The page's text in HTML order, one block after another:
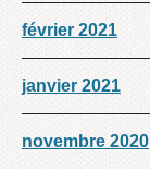
février 2021
janvier 2021
novembre 2020